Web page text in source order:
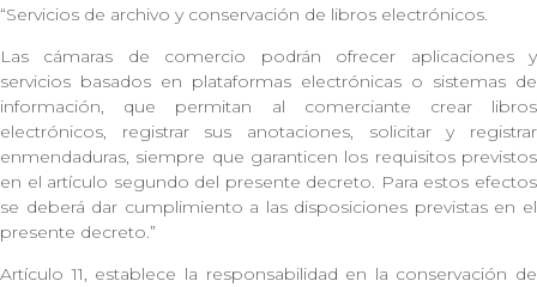
“Servicios de archivo y conservación de libros electrónicos.
Las cámaras de comercio podrán ofrecer aplicaciones y
servicios basados en plataformas electrónicas o sistemas de
información, que permitan al comerciante crear libros
electrónicos, registrar sus anotaciones, solicitar y registrar
enmendaduras, siempre que garanticen los requisitos previstos
en el artículo segundo del presente decreto. Para estos efectos
se deberá dar cumplimiento a las disposiciones previstas en el
presente decreto.”
Artículo 11, establece la responsabilidad en la conservación de